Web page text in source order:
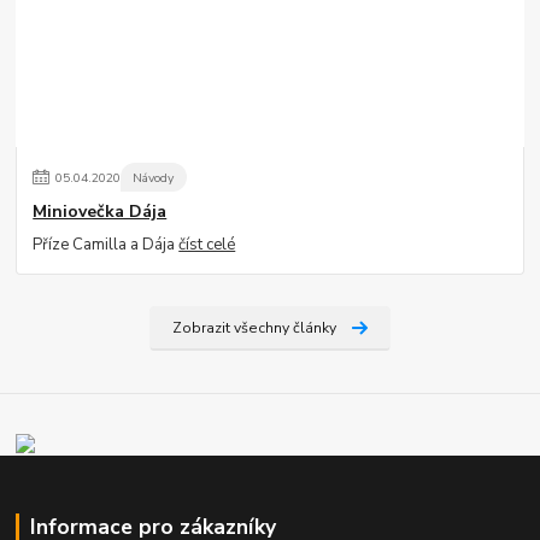
05.04.2020 Návody
Miniovečka Dája
Příze Camilla a Dájačíst celé
Zobrazit všechny články
Informace pro zákazníky